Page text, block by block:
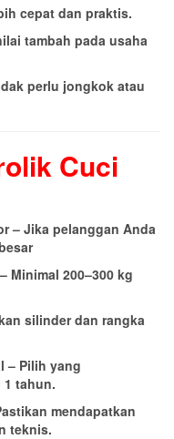
cepat dan praktis.
tambah pada usaha
perlu jongkok atau
Cuci
– Jika pelanggan Anda
Minimal 200–300 kg
silinder dan rangka
– Pilih yang
1 tahun.
mendapatkan
teknis.